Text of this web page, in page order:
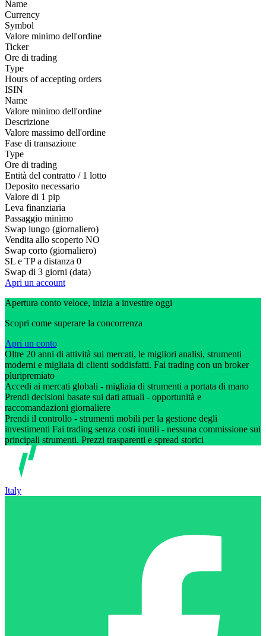
Name
Currency
Symbol
Valore minimo dell'ordine
Ticker
Ore di trading
Type
Hours of accepting orders
ISIN
Name
Valore minimo dell'ordine
Descrizione
Valore massimo dell'ordine
Fase di transazione
Type
Ore di trading
Entità del contratto / 1 lotto
Deposito necessario
Valore di 1 pip
Leva finanziaria
Passaggio minimo
Swap lungo (giornaliero)
Vendita allo scoperto NO
Swap corto (giornaliero)
SL e TP a distanza 0
Swap di 3 giorni (data)
Apri un account
Apertura conto veloce, inizia a investire oggi
Scopri come superare la concorrenza
Apri un conto
Oltre 20 anni di attività sui mercati, le migliori analisi, strumenti
moderni e migliaia di clienti soddisfatti. Fai trading con un broker
pluripremiato
Accedi ai mercati globali - migliaia di strumenti a portata di mano
Prendi decisioni basate sui dati attuali - opportunità e
raccomandazioni giornaliere
Prendi il controllo - strumenti mobili per la gestione degli
investimenti Fai trading senza costi inutili - nessuna commissione sui
principali strumenti. Prezzi trasparenti e spread storici
Italy